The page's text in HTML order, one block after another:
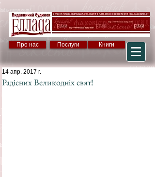
Про нас Послуги Книги
Радісних Великодніх свят!
14 апр. 2017 г.